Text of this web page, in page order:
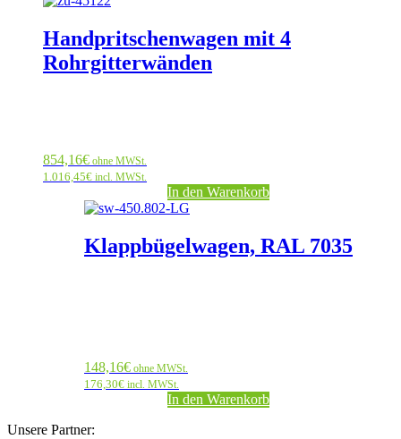
Handpritschenwagen mit 4
Rohrgitterwänden
854,16€ ohne MWSt.
1.016,45€ incl. MWSt.
In den Warenkorb
Klappbügelwagen, RAL 7035
148,16€ ohne MWSt.
176,30€ incl. MWSt.
In den Warenkorb
Unsere Partner: